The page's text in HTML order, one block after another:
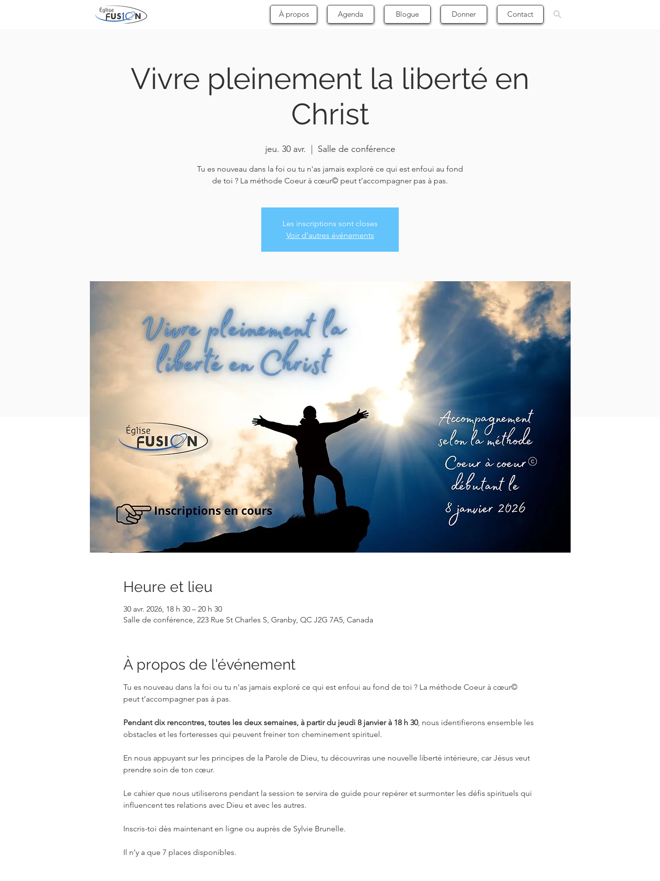
À propos Agenda Blogue Donner Contact
Vivre pleinement la liberté en
Christ
jeu. 30 avr. Salle de conférence
Tu es nouveau dans la foi ou tu n'as jamais exploré ce qui est enfoui au fond
de toi ? La méthode Coeur à cœur© peut t’accompagner pas à pas.
Les inscriptions sont closes
Voir d'autres événements
Heure et lieu
30 avr. 2026, 18 h 30 – 20 h 30
Salle de conférence, 223 Rue St Charles S, Granby, QC J2G 7A5, Canada
À propos de l'événement
Tu es nouveau dans la foi ou tu n'as jamais exploré ce qui est enfoui au fond de toi ? La méthode Coeur à cœur©
peut t’accompagner pas à pas.
Pendant dix rencontres, toutes les deux semaines, à partir du jeudi 8 janvier à 18 h 30, nous identifierons ensemble les
obstacles et les forteresses qui peuvent freiner ton cheminement spirituel.
En nous appuyant sur les principes de la Parole de Dieu, tu découvriras une nouvelle liberté intérieure, car Jésus veut
prendre soin de ton cœur.
Le cahier que nous utiliserons pendant la session te servira de guide pour repérer et surmonter les défis spirituels qui
influencent tes relations avec Dieu et avec les autres.
Inscris-toi dès maintenant en ligne ou auprès de Sylvie Brunelle.
Il n’y a que 7 places disponibles.